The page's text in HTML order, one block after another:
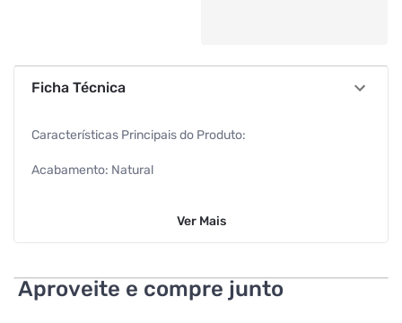
Ficha Técnica
Características Principais do Produto:
Acabamento: Natural
Rendimento:
Ver Mais
Aproveite e compre junto